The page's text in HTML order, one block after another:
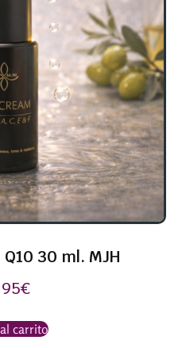
Q10 30 ml. MJH
€
carrito